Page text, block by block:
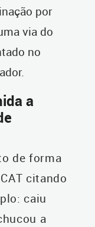
por
via do
no
a
de forma
citando
caiu
a